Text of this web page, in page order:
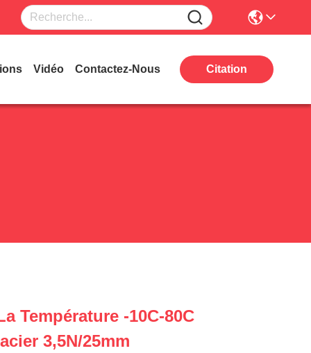
Vidéo Contactez-Nous Citation
Température -10C-80C
3,5N/25mm